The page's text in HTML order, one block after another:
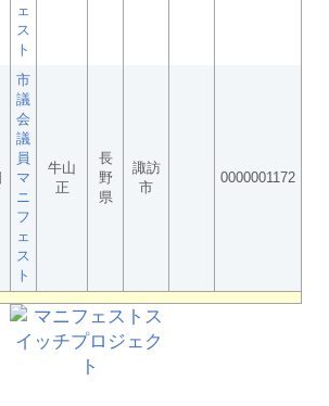
ェ
ス
ト
市
議
会
議
員
マ
ニ
フ
ェ
ス
ト
牛山
正
長
野
県
諏訪
市
0000001172